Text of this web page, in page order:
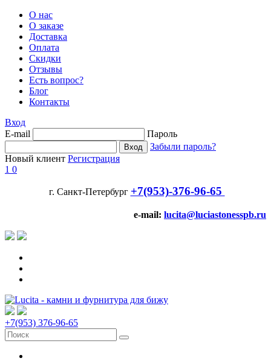
О нас
О заказе
Доставка
Оплата
Скидки
Отзывы
Есть вопрос?
Блог
Контакты
Вход
E-mail
Пароль
Забыли пароль?
Новый клиент Регистрация
1 0
г. Санкт-Петербург +7(953)-376-96-65
e-mail: lucita@luciastonesspb.ru
+7(953) 376-96-65